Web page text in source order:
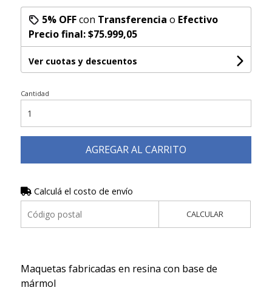
5% OFFcon Transferencia o Efectivo
Precio final:$75.999,05
Ver cuotas y descuentos
Cantidad
AGREGAR AL CARRITO
Calculá el costo de envío
CALCULAR
Maquetas fabricadas en resina con base de
mármol